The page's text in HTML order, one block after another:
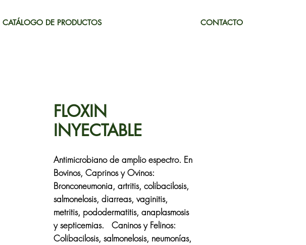
CATÁLOGO DE PRODUCTOS CONTACTO
FLOXIN
INYECTABLE
Antimicrobiano de amplio espectro. En
Bovinos, Caprinos y Ovinos:
Bronconeumonia, artritis, colibacilosis,
salmonelosis, diarreas, vaginitis,
metritis, pododermatitis, anaplasmosis
y septicemias. Caninos y Felinos:
Colibacilosis, salmonelosis, neumonías,